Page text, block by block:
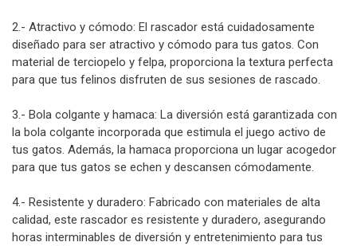
2.- Atractivo y cómodo: El rascador está cuidadosamente
diseñado para ser atractivo y cómodo para tus gatos. Con
material de terciopelo y felpa, proporciona la textura perfecta
para que tus felinos disfruten de sus sesiones de rascado.
3.- Bola colgante y hamaca: La diversión está garantizada con
la bola colgante incorporada que estimula el juego activo de
tus gatos. Además, la hamaca proporciona un lugar acogedor
para que tus gatos se echen y descansen cómodamente.
4.- Resistente y duradero: Fabricado con materiales de alta
calidad, este rascador es resistente y duradero, asegurando
horas interminables de diversión y entretenimiento para tus